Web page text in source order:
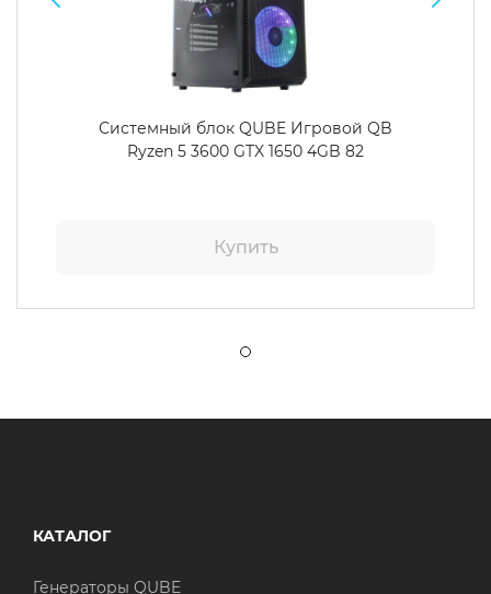
Системный блок QUBE Игровой QB
Ryzen 5 3600 GTX 1650 4GB 82
Купить
КАТАЛОГ
Генераторы QUBE